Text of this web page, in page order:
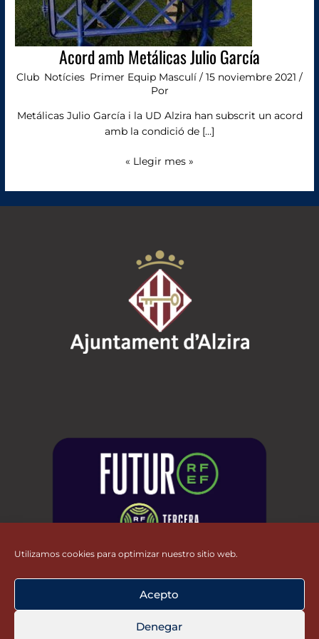
Utilizamos cookies para optimizar nuestro sitio web.
Acepto
Denegar
Acord amb Metálicas Julio García
Club Notícies Primer Equip Masculí / 15 noviembre 2021 /
Por
Metálicas Julio García i la UD Alzira han subscrit un acord
amb la condició de […]
« Llegir mes »